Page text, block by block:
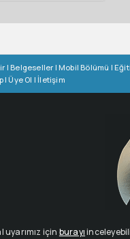
|Belgeseller |Mobil Bölümü |
|Üye Ol | İletişim
uyarımız için burayı